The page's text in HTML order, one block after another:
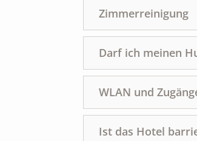
Zimmerreinigung
Darf ich meinen
WLAN und
Ist das Hotel